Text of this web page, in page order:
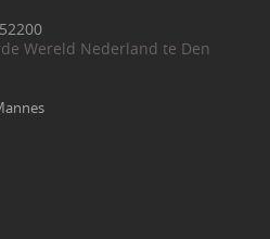
Wereld Nederland te Den